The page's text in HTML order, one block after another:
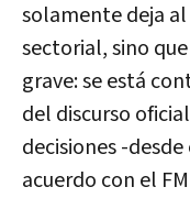
solamente deja
sectorial, sino
grave: se está
del discurso
decisiones -
acuerdo con el